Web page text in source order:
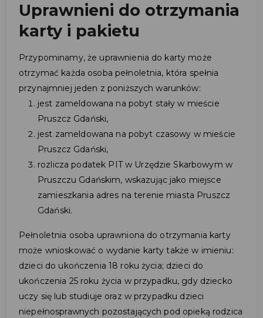
Uprawnieni do otrzymania
karty i pakietu
Przypominamy, że uprawnienia do karty może
otrzymać każda osoba pełnoletnia, która spełnia
przynajmniej jeden z poniższych warunków:
jest zameldowana na pobyt stały w mieście
Pruszcz Gdański,
jest zameldowana na pobyt czasowy w mieście
Pruszcz Gdański,
rozlicza podatek PIT w Urzędzie Skarbowym w
Pruszczu Gdańskim, wskazując jako miejsce
zamieszkania adres na terenie miasta Pruszcz
Gdański.
Pełnoletnia osoba uprawniona do otrzymania karty
może wnioskować o wydanie karty także w imieniu:
dzieci do ukończenia 18 roku życia; dzieci do
ukończenia 25 roku życia w przypadku, gdy dziecko
uczy się lub studiuje oraz w przypadku dzieci
niepełnosprawnych pozostających pod opieką rodzica